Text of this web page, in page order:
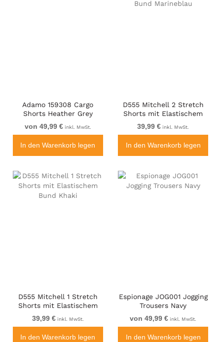
Adamo 159308 Cargo
Shorts Heather Grey
von 49,99 €inkl. MwSt.
In den Warenkorb legen
D555 Mitchell 2 Stretch
Shorts mit Elastischem
Bund Marineblau
39,99 € inkl. MwSt.
In den Warenkorb legen
D555 Mitchell 1 Stretch
Shorts mit Elastischem
Bund Khaki
39,99 €inkl. MwSt.
In den Warenkorb legen
Espionage JOG001 Jogging
Trousers Navy
von 49,99 € inkl. MwSt.
In den Warenkorb legen